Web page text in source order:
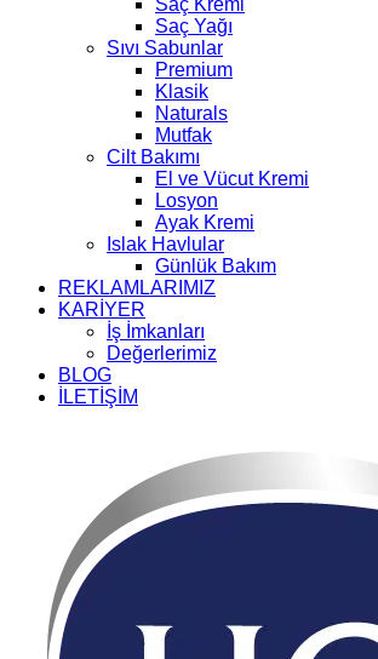
Saç Yağı
Sıvı Sabunlar
Premium
Klasik
Naturals
Mutfak
Cilt Bakımı
El ve Vücut Kremi
Losyon
Ayak Kremi
Islak Havlular
Günlük Bakım
REKLAMLARIMIZ
KARİYER
İş İmkanları
Değerlerimiz
BLOG
İLETİŞİM